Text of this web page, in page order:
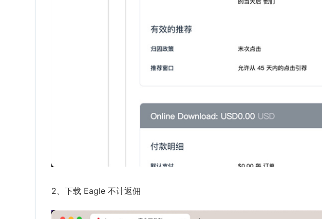
2、下载 Eagle 不计返佣